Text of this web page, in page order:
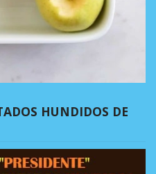
HUNDIDOS DE